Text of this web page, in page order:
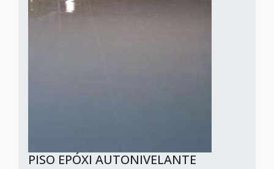
PISO EPÓXI AUTONIVELANTE